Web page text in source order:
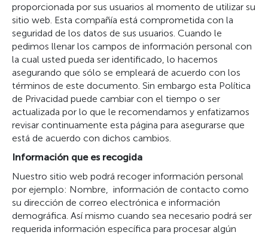
proporcionada por sus usuarios al momento de utilizar su
sitio web. Esta compañía está comprometida con la
seguridad de los datos de sus usuarios. Cuando le
pedimos llenar los campos de información personal con
la cual usted pueda ser identificado, lo hacemos
asegurando que sólo se empleará de acuerdo con los
términos de este documento. Sin embargo esta Política
de Privacidad puede cambiar con el tiempo o ser
actualizada por lo que le recomendamos y enfatizamos
revisar continuamente esta página para asegurarse que
está de acuerdo con dichos cambios.
Información que es recogida
Nuestro sitio web podrá recoger información personal
por ejemplo: Nombre, información de contacto como
su dirección de correo electrónica e información
demográfica. Así mismo cuando sea necesario podrá ser
requerida información específica para procesar algún